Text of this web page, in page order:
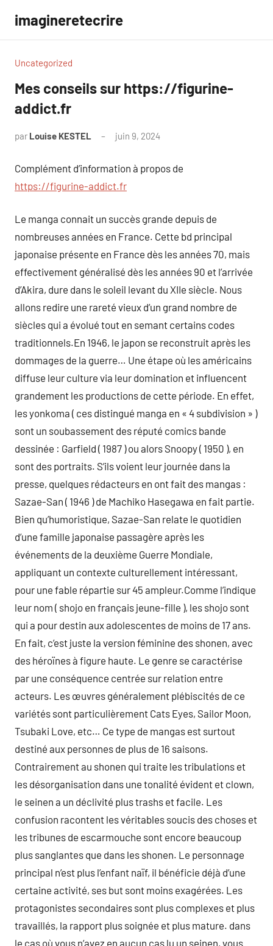
contenu
imagineretecrire
Uncategorized
Mes conseils sur https://figurine-
addict.fr
par Louise KESTEL juin 9, 2024
Complément d’information à propos de
https://figurine-addict.fr
Le manga connait un succès grande depuis de
nombreuses années en France. Cette bd principal
japonaise présente en France dès les années 70, mais
effectivement généralisé dès les années 90 et l’arrivée
d’Akira, dure dans le soleil levant du XIIe siècle. Nous
allons redire une rareté vieux d’un grand nombre de
siècles qui a évolué tout en semant certains codes
traditionnels.En 1946, le japon se reconstruit après les
dommages de la guerre… Une étape où les américains
diffuse leur culture via leur domination et influencent
grandement les productions de cette période. En effet,
les yonkoma ( ces distingué manga en « 4 subdivision » )
sont un soubassement des réputé comics bande
dessinée : Garfield ( 1987 ) ou alors Snoopy ( 1950 ), en
sont des portraits. S’ils voient leur journée dans la
presse, quelques rédacteurs en ont fait des mangas :
Sazae-San ( 1946 ) de Machiko Hasegawa en fait partie.
Bien qu’humoristique, Sazae-San relate le quotidien
d’une famille japonaise passagère après les
événements de la deuxième Guerre Mondiale,
appliquant un contexte culturellement intéressant,
pour une fable répartie sur 45 ampleur.Comme l’indique
leur nom ( shojo en français jeune-fille ), les shojo sont
qui a pour destin aux adolescentes de moins de 17 ans.
En fait, c’est juste la version féminine des shonen, avec
des héroïnes à figure haute. Le genre se caractérise
par une conséquence centrée sur relation entre
acteurs. Les œuvres généralement plébiscités de ce
variétés sont particulièrement Cats Eyes, Sailor Moon,
Tsubaki Love, etc… Ce type de mangas est surtout
destiné aux personnes de plus de 16 saisons.
Contrairement au shonen qui traite les tribulations et
les désorganisation dans une tonalité évident et clown,
le seinen a un déclivité plus trashs et facile. Les
confusion racontent les véritables soucis des choses et
les tribunes de escarmouche sont encore beaucoup
plus sanglantes que dans les shonen. Le personnage
principal n’est plus l’enfant naïf, il bénéficie déjà d’une
certaine activité, ses but sont moins exagérées. Les
protagonistes secondaires sont plus complexes et plus
travaillés, la rapport plus soignée et plus mature. dans
le cas où vous n’avez en aucun cas lu un seinen, vous